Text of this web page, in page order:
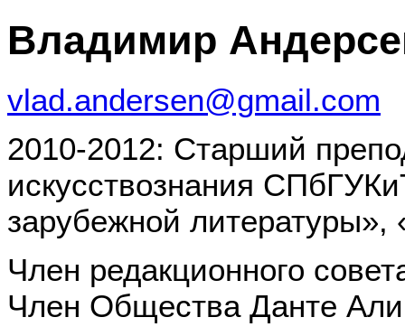
Владимир
vlad.andersen@gmail.com
2010-2012: Старший
искусствознания
зарубежной литературы»,
Член редакционного
Член Общества Данте